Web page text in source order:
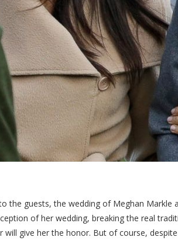
the guests, the wedding of Meghan
of her wedding, breaking the real
will give her the honor. But of course,